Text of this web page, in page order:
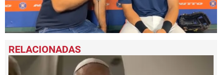
seconds
of
39
seconds